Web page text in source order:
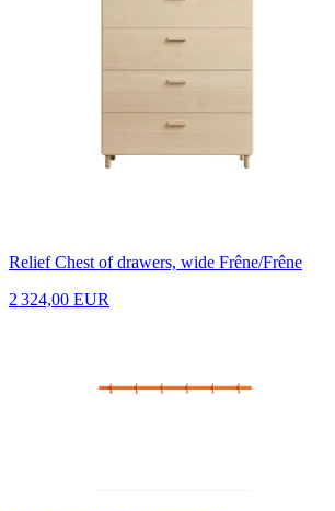
Relief Chest of drawers, wide Frêne/Frêne
2 324,00 EUR